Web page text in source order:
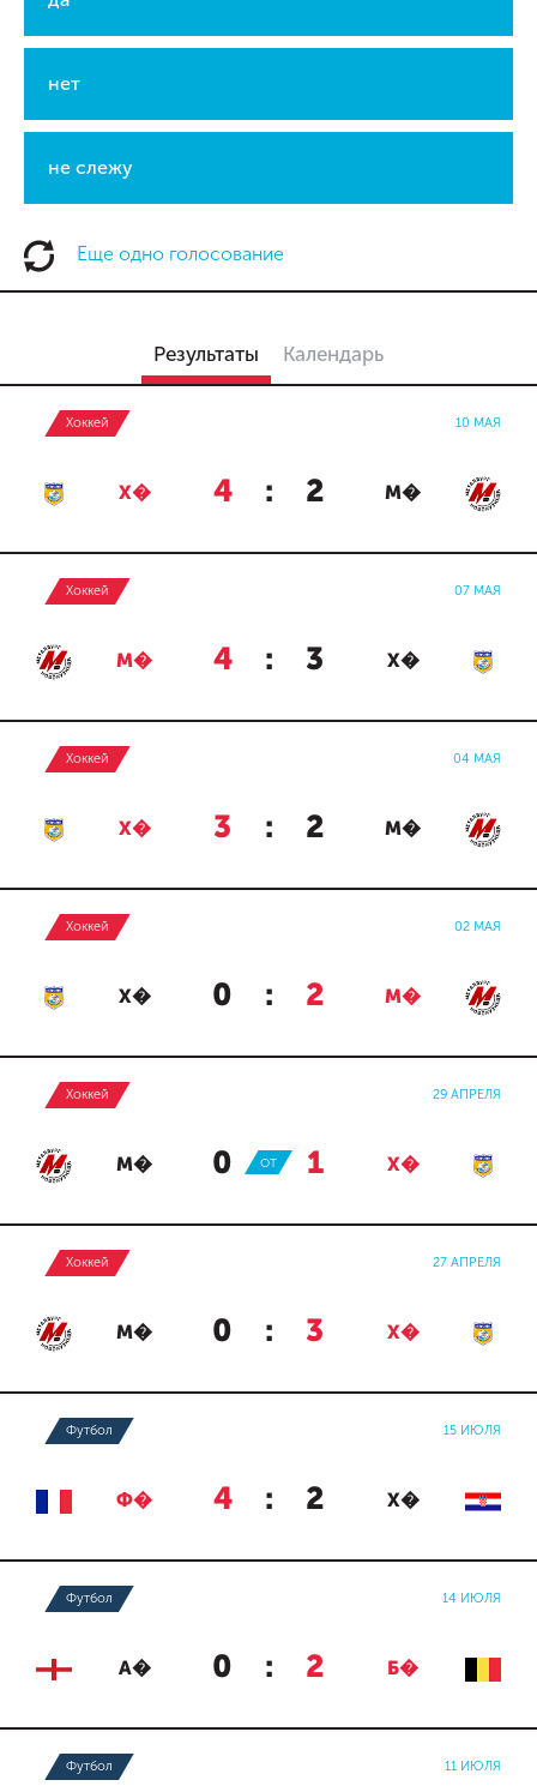
нет
не слежу
Еще одно голосование
Результаты Календарь
Хоккей 10 МАЯ
Х� 4 : 2 М�
Хоккей 07 МАЯ
М� 4 : 3 Х�
Хоккей 04 МАЯ
Х� 3 : 2 М�
Хоккей 02 МАЯ
Х� 0 : 2 М�
Хоккей 29 АПРЕЛЯ
М� 0 : 1 Х�
ОТ
Хоккей 27 АПРЕЛЯ
М� 0 : 3 Х�
Футбол 15 ИЮЛЯ
Ф� 4 : 2 Х�
Футбол 14 ИЮЛЯ
А� 0 : 2 Б�
Футбол 11 ИЮЛЯ